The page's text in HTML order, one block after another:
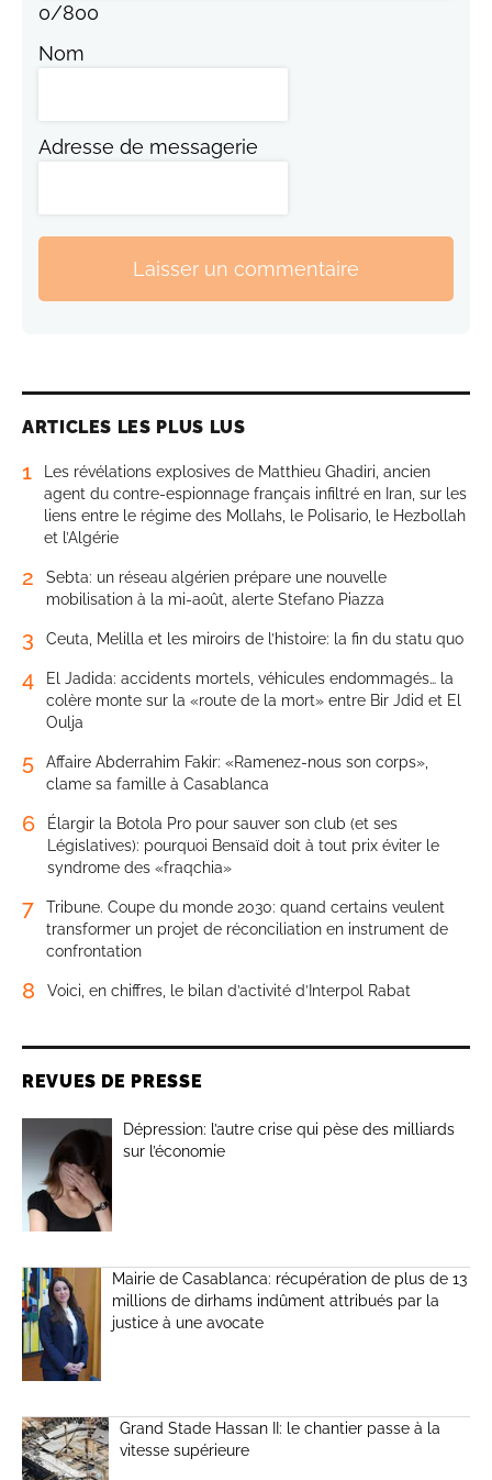
0/800
Nom
Adresse de messagerie
Laisser un commentaire
ARTICLES LES PLUS LUS
1
Les révélations explosives de Matthieu Ghadiri, ancien
agent du contre-espionnage français infiltré en Iran, sur les
liens entre le régime des Mollahs, le Polisario, le Hezbollah
et l’Algérie
2
Sebta: un réseau algérien prépare une nouvelle
mobilisation à la mi-août, alerte Stefano Piazza
3 Ceuta, Melilla et les miroirs de l’histoire: la fin du statu quo
4
El Jadida: accidents mortels, véhicules endommagés… la
colère monte sur la «route de la mort» entre Bir Jdid et El
Oulja
5
Affaire Abderrahim Fakir: «Ramenez-nous son corps»,
clame sa famille à Casablanca
6
Élargir la Botola Pro pour sauver son club (et ses
Législatives): pourquoi Bensaïd doit à tout prix éviter le
syndrome des «fraqchia»
7
Tribune. Coupe du monde 2030: quand certains veulent
transformer un projet de réconciliation en instrument de
confrontation
8 Voici, en chiffres, le bilan d’activité d’Interpol Rabat
REVUES DE PRESSE
Dépression: l’autre crise qui pèse des milliards
sur l’économie
Mairie de Casablanca: récupération de plus de 13
millions de dirhams indûment attribués par la
justice à une avocate
Grand Stade Hassan II: le chantier passe à la
vitesse supérieure